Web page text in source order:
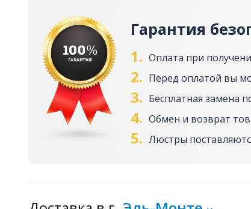
Гарантия
1. Оплата при
2. Перед оплатой вы
3. Бесплатная замена
4. Обмен и возврат
5. Люстры